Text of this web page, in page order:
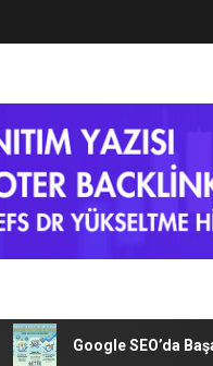
Google SEO’da Başarılı